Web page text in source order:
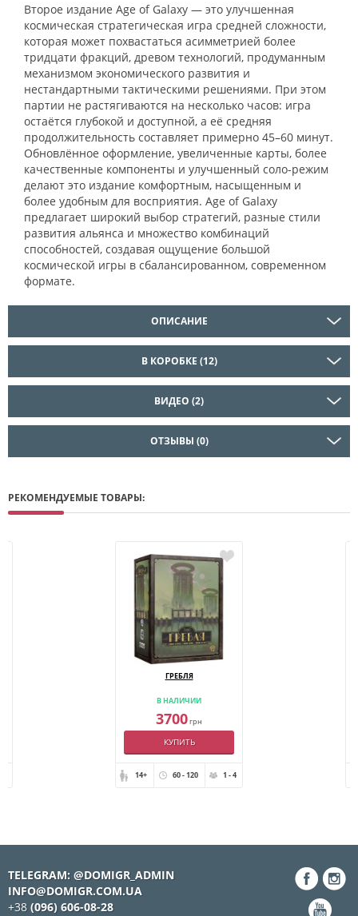
Второе издание Age of Galaxy — это улучшенная
космическая стратегическая игра средней сложности,
которая может похвастаться асимметрией более
тридцати фракций, древом технологий, продуманным
механизмом экономического развития и
нестандартными тактическими решениями. При этом
партии не растягиваются на несколько часов: игра
остаётся глубокой и доступной, а её средняя
продолжительность составляет примерно 45–60 минут.
Обновлённое оформление, увеличенные карты, более
качественные компоненты и улучшенный соло-режим
делают это издание комфортным, насыщенным и
более удобным для восприятия. Age of Galaxy
предлагает широкий выбор стратегий, разные стили
развития альянса и множество комбинаций
способностей, создавая ощущение большой
космической игры в сбалансированном, современном
формате.
ОПИСАНИЕ
В КОРОБКЕ (12)
ВИДЕО (2)
ОТЗЫВЫ (0)
РЕКОМЕНДУЕМЫЕ ТОВАРЫ:
ГРЕБЛЯ
В НАЛИЧИИ
3700грн
КУПИТЬ
14+ 60 - 120 1 - 4
TELEGRAM: @DOMIGR_ADMIN
INFO@DOMIGR.COM.UA
+38 (096) 606-08-28